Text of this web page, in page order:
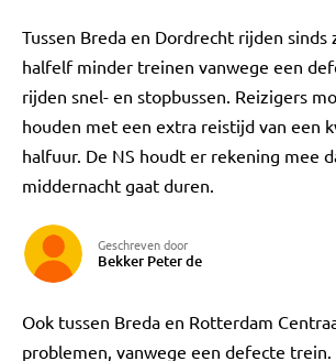
Tussen Breda en Dordrecht rijden sinds
halfelf minder treinen vanwege een
rijden snel- en stopbussen. Reizigers
houden met een extra reistijd van een
halfuur. De NS houdt er rekening mee
middernacht gaat duren.
Geschreven door
Bekker Peter de
Ook tussen Breda en Rotterdam
problemen, vanwege een defecte